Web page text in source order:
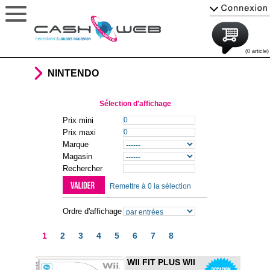
(0 article)
NINTENDO
Sélection d'affichage
Prix mini
Prix maxi
Marque
Magasin
Rechercher
Remettre à 0 la sélection
Ordre d'affichage
1 2 3 4 5 6 7 8
WII FIT PLUS WII